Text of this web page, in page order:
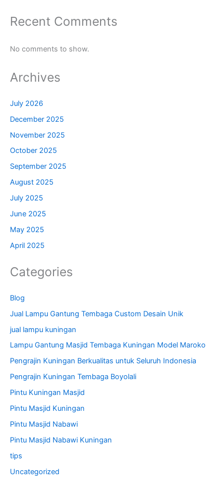
Recent Comments
No comments to show.
Archives
July 2026
December 2025
November 2025
October 2025
September 2025
August 2025
July 2025
June 2025
May 2025
April 2025
Categories
Blog
Jual Lampu Gantung Tembaga Custom Desain Unik
jual lampu kuningan
Lampu Gantung Masjid Tembaga Kuningan Model Maroko
Pengrajin Kuningan Berkualitas untuk Seluruh Indonesia
Pengrajin Kuningan Tembaga Boyolali
Pintu Kuningan Masjid
Pintu Masjid Kuningan
Pintu Masjid Nabawi
Pintu Masjid Nabawi Kuningan
tips
Uncategorized